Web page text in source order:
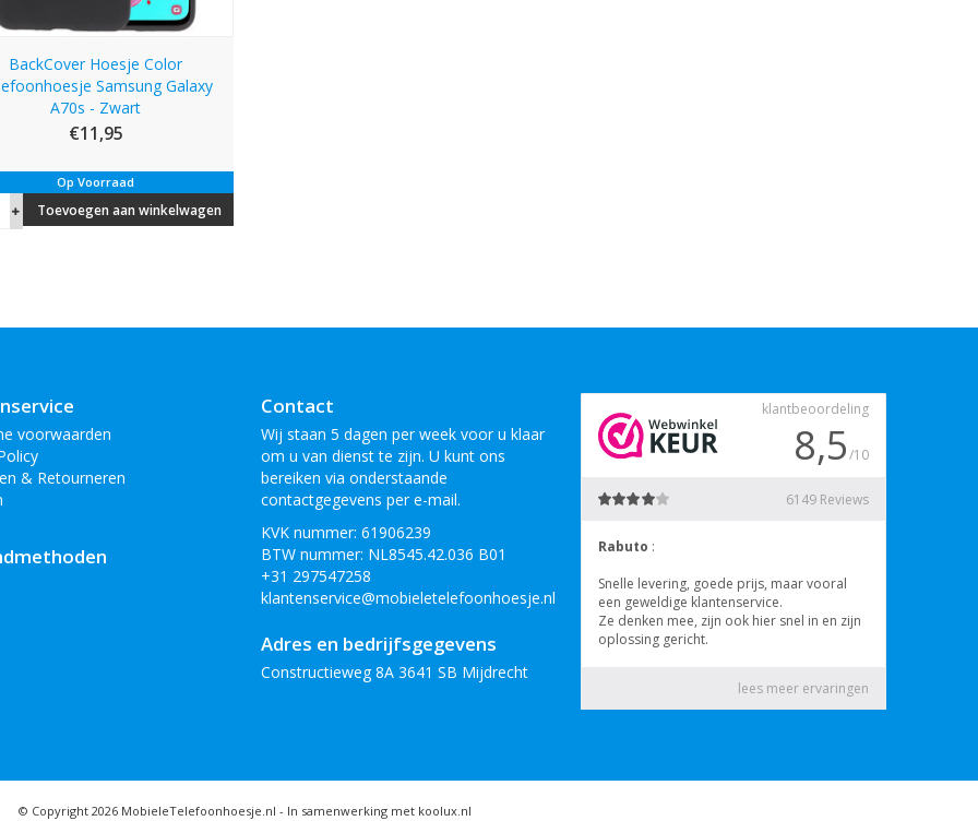
BackCover Hoesje Color
Samsung Galaxy
A70s - Zwart
€11,95
Op Voorraad
Toevoegen aan winkelwagen
voorwaarden
& Retourneren
Contact
Wij staan 5 dagen per week voor u klaar
om u van dienst te zijn. U kunt ons
bereiken via onderstaande
contactgegevens per e-mail.
KVK nummer: 61906239
BTW nummer: NL8545.42.036 B01
+31 297547258
klantenservice@mobieletelefoonhoesje.nl
Adres en bedrijfsgegevens
Constructieweg 8A 3641 SB Mijdrecht
© Copyright 2026 MobieleTelefoonhoesje.nl - In samenwerking met koolux.nl